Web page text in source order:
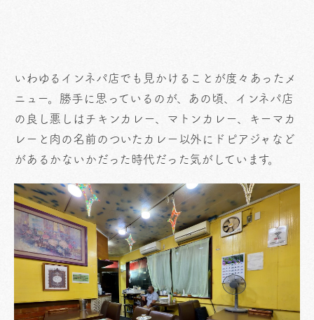
いわゆるインネパ店でも見かけることが度々あったメ
ニュー。勝手に思っているのが、あの頃、インネパ店
の良し悪しはチキンカレー、マトンカレー、キーマカ
レーと肉の名前のついたカレー以外にドピアジャなど
があるかないかだった時代だった気がしています。